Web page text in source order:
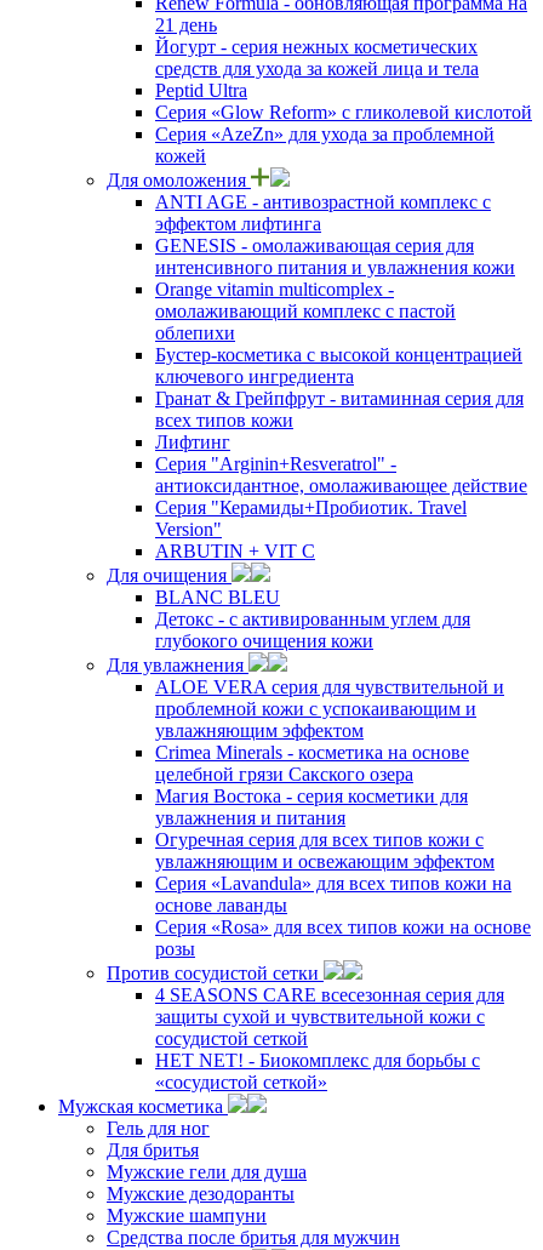
21 день
Йогурт - серия нежных косметических
средств для ухода за кожей лица и тела
Peptid Ultra
Cерия «Glow Reform» с гликолевой кислотой
Серия «AzeZn» для ухода за проблемной
кожей
Для омоложения
ANTI AGE - антивозрастной комплекс с
эффектом лифтинга
GENESIS - омолаживающая серия для
интенсивного питания и увлажнения кожи
Orange vitamin multicomplex -
омолаживающий комплекс с пастой
облепихи
Бустер-косметика с высокой концентрацией
ключевого ингредиента
Гранат & Грейпфрут - витаминная серия для
всех типов кожи
Лифтинг
Серия "Arginin+Resveratrol" -
антиоксидантное, омолаживающее действие
Серия "Керамиды+Пробиотик. Travel
Version"
ARBUTIN + VIT C
Для очищения
BLANC BLEU
Детокс - с активированным углем для
глубокого очищения кожи
Для увлажнения
ALOE VERA серия для чувствительной и
проблемной кожи с успокаивающим и
увлажняющим эффектом
Crimea Minerals - косметика на основе
целебной грязи Сакского озера
Магия Востока - серия косметики для
увлажнения и питания
Огуречная серия для всех типов кожи с
увлажняющим и освежающим эффектом
Серия «Lavandula» для всех типов кожи на
основе лаванды
Серия «Rosa» для всех типов кожи на основе
розы
Против сосудистой сетки
4 SEASONS CARE всесезонная серия для
защиты сухой и чувствительной кожи с
сосудистой сеткой
НЕТ NET! - Биокомплекс для борьбы с
«сосудистой сеткой»
Мужская косметика
Гель для ног
Для бритья
Мужские гели для душа
Мужские дезодоранты
Мужские шампуни
Средства после бритья для мужчин